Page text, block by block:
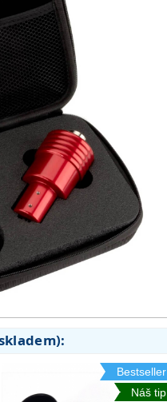
Bestseller
Náš tip